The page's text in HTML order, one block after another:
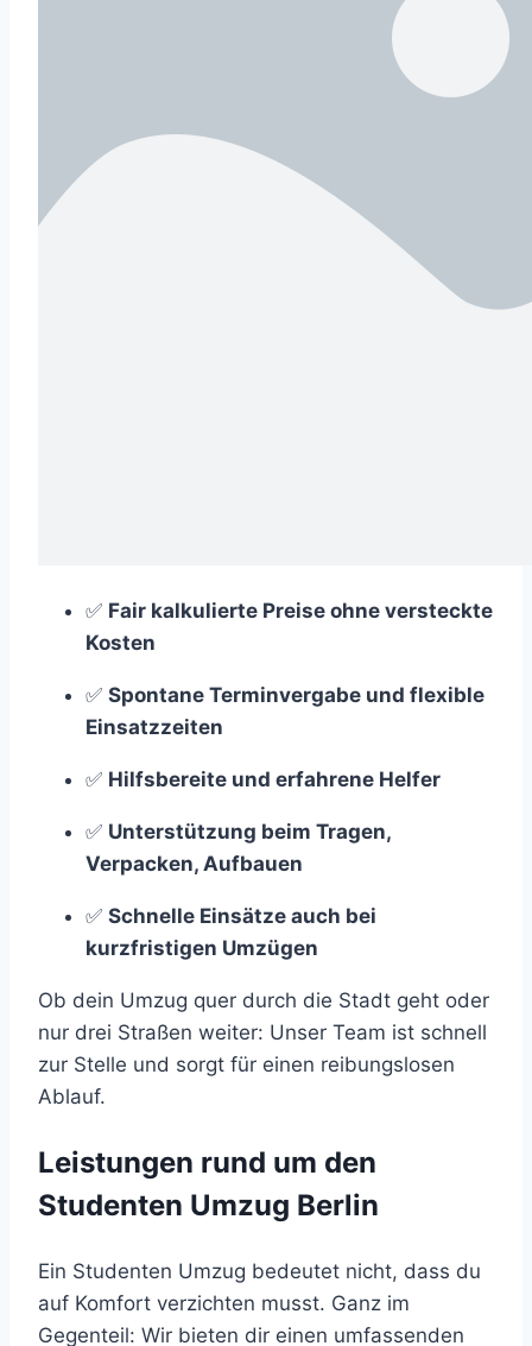
✅ Fair kalkulierte Preise ohne versteckte
Kosten
✅ Spontane Terminvergabe und flexible
Einsatzzeiten
✅ Hilfsbereite und erfahrene Helfer
✅ Unterstützung beim Tragen,
Verpacken, Aufbauen
✅ Schnelle Einsätze auch bei
kurzfristigen Umzügen
Ob dein Umzug quer durch die Stadt geht oder
nur drei Straßen weiter: Unser Team ist schnell
zur Stelle und sorgt für einen reibungslosen
Ablauf.
Leistungen rund um den
Studenten Umzug Berlin
Ein Studenten Umzug bedeutet nicht, dass du
auf Komfort verzichten musst. Ganz im
Gegenteil: Wir bieten dir einen umfassenden